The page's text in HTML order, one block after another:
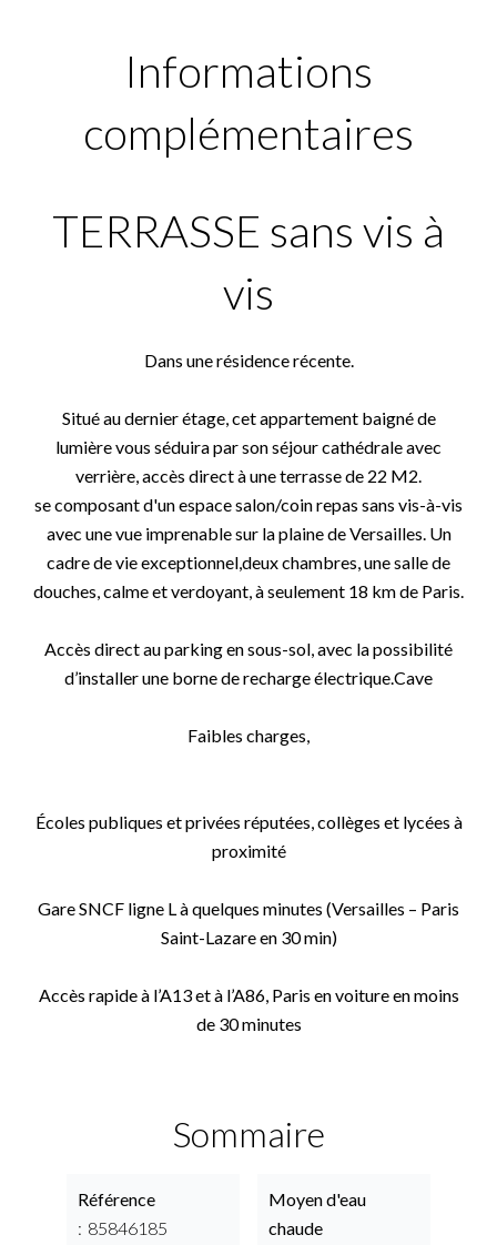
Informations
complémentaires
TERRASSE sans vis à
vis
Dans une résidence récente.
Situé au dernier étage, cet appartement baigné de
lumière vous séduira par son séjour cathédrale avec
verrière, accès direct à une terrasse de 22 M2.
se composant d'un espace salon/coin repas sans vis-à-vis
avec une vue imprenable sur la plaine de Versailles. Un
cadre de vie exceptionnel,deux chambres, une salle de
douches, calme et verdoyant, à seulement 18 km de Paris.
Accès direct au parking en sous-sol, avec la possibilité
d’installer une borne de recharge électrique.Cave
Faibles charges,
Écoles publiques et privées réputées, collèges et lycées à
proximité
Gare SNCF ligne L à quelques minutes (Versailles – Paris
Saint-Lazare en 30 min)
Accès rapide à l’A13 et à l’A86, Paris en voiture en moins
de 30 minutes
Sommaire
Référence
85846185
Moyen d'eau
chaude